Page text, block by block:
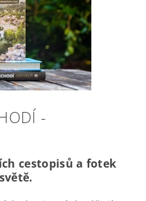
-
cestopisů a fotek